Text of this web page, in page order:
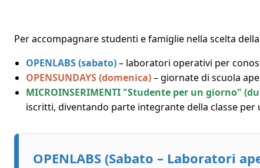
Per accompagnare studenti e famiglie nella scelta
OPENLABS (sabato)– laboratori operativi per
OPENSUNDAYS (domenica)– giornate di scuola
MICROINSERIMENTI "Studente per un giorno"
iscritti, diventando parte integrante della classe
OPENLABS (Sabato – Laboratori